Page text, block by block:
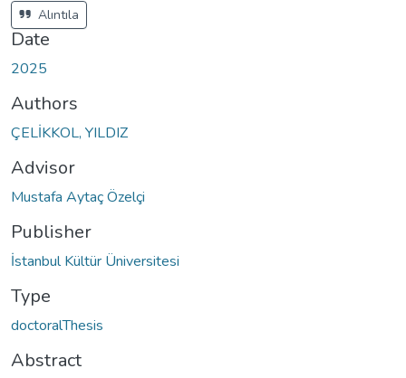
Alıntıla
Date
2025
Authors
ÇELİKKOL, YILDIZ
Advisor
Mustafa Aytaç Özelçi
Publisher
İstanbul Kültür Üniversitesi
Type
doctoralThesis
Abstract